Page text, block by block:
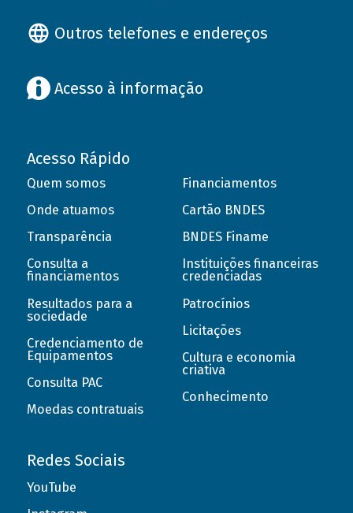
Outros telefones e endereços
Acesso à informação
Acesso Rápido
Quem somos
Onde atuamos
Transparência
Consulta a
financiamentos
Resultados para a
sociedade
Credenciamento de
Equipamentos
Consulta PAC
Moedas contratuais
Financiamentos
Cartão BNDES
BNDES Finame
Instituições financeiras
credenciadas
Patrocínios
Licitações
Cultura e economia
criativa
Conhecimento
Redes Sociais
YouTube